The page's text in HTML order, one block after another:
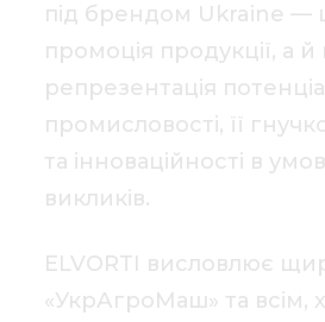
під брендом Ukraine —
промоція продукції, а
репрезентація
промисловості, її
та інноваційності в
викликів.
ELVORTI висловлює
«УкрАгроМаш» та всім,